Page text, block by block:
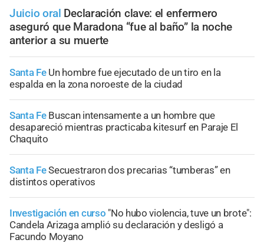
Juicio oral Declaración clave: el enfermero
aseguró que Maradona “fue al baño” la noche
anterior a su muerte
Santa Fe Un hombre fue ejecutado de un tiro en la
espalda en la zona noroeste de la ciudad
Santa Fe Buscan intensamente a un hombre que
desapareció mientras practicaba kitesurf en Paraje El
Chaquito
Santa FeSecuestraron dos precarias “tumberas” en
distintos operativos
Investigación en curso "No hubo violencia, tuve un brote":
Candela Arizaga amplió su declaración y desligó a
Facundo Moyano